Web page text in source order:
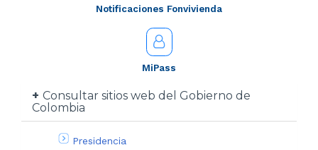
Notificaciones Fonvivienda
MiPass
Consultar sitios web del Gobierno de
Colombia
Presidencia